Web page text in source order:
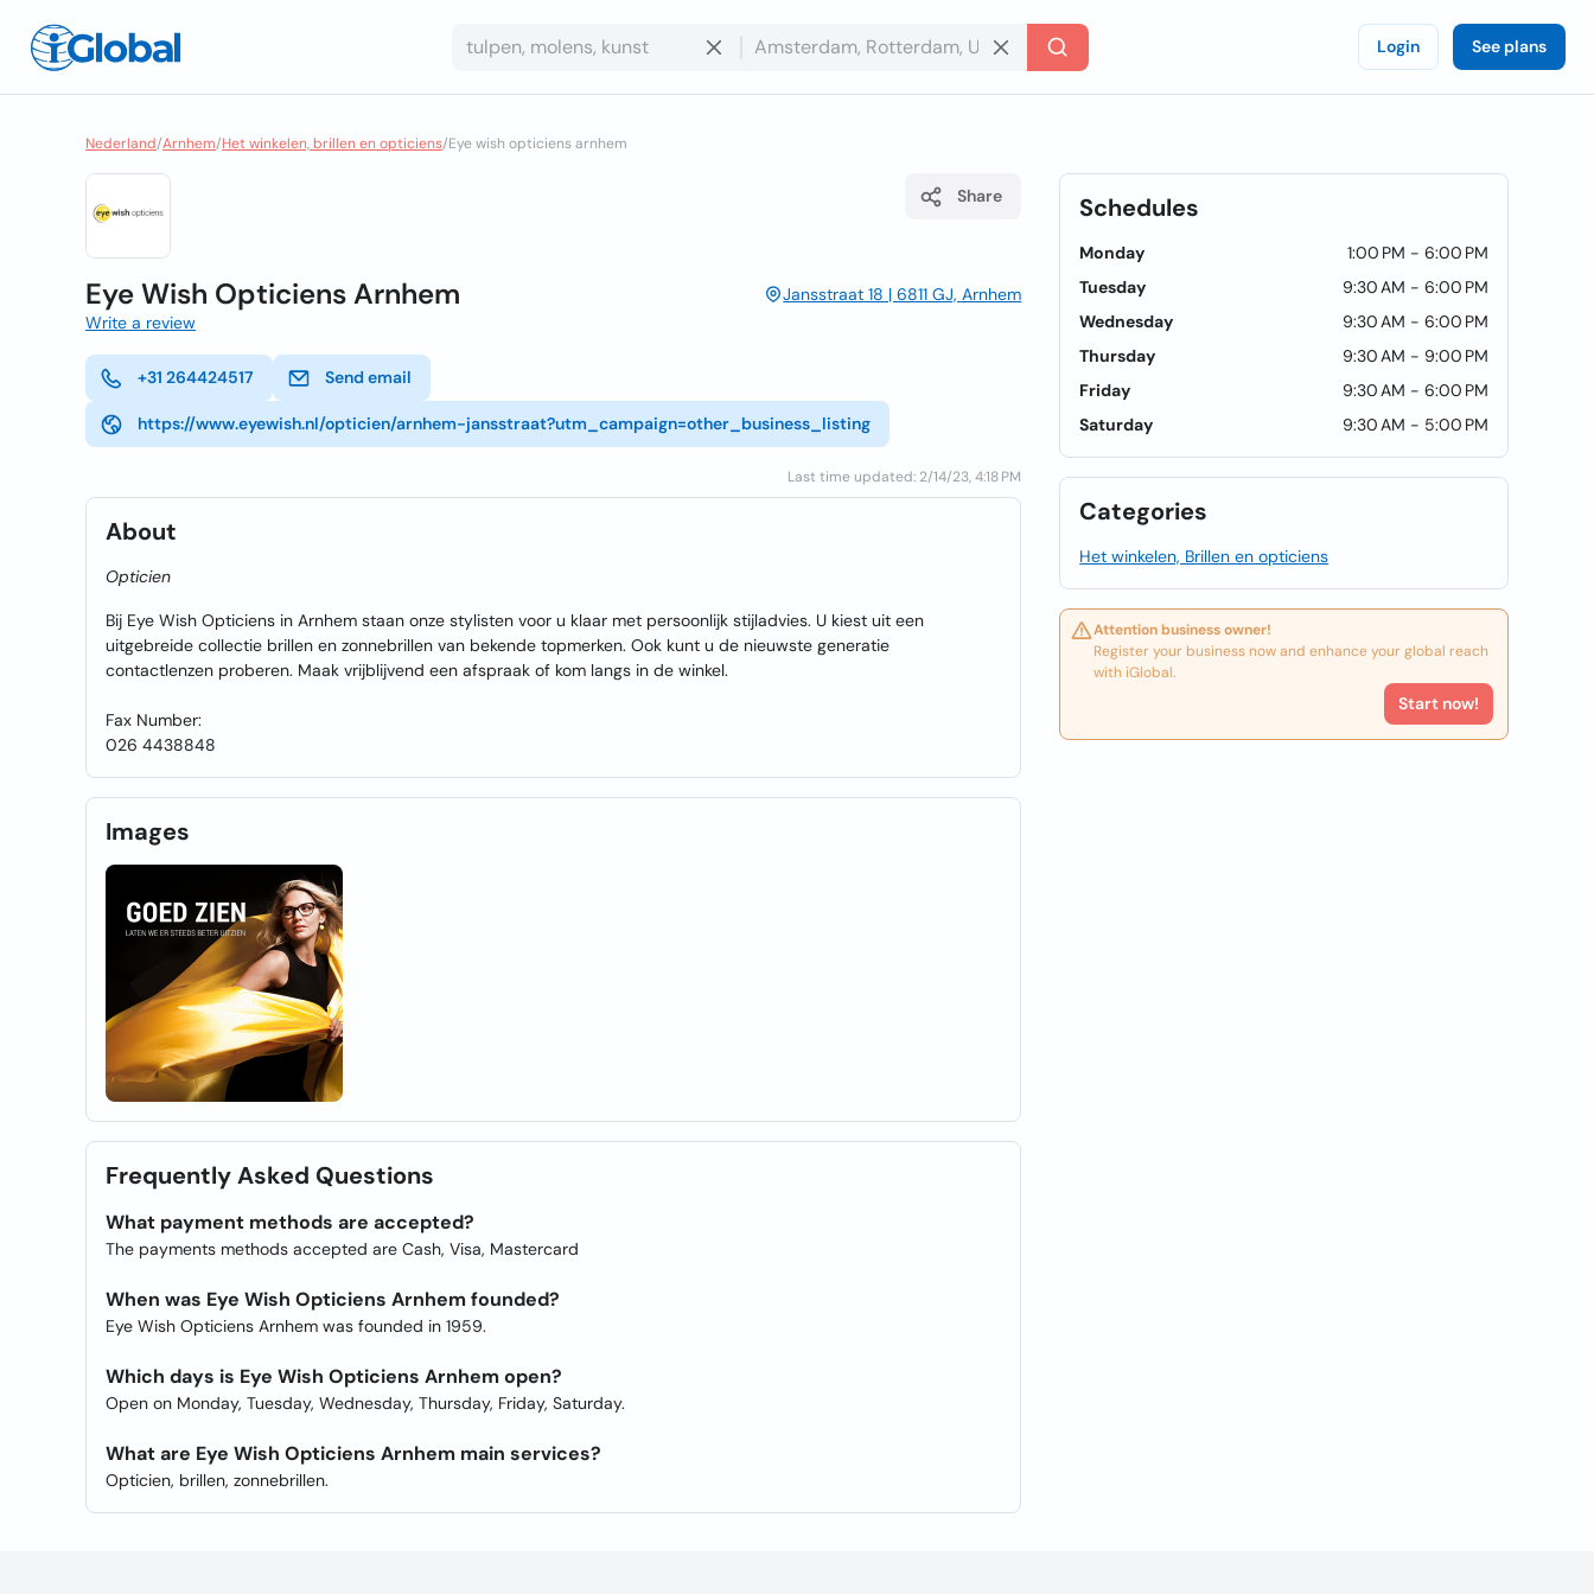
Login See plans
Nederland/Arnhem/Het winkelen, brillen en opticiens/Eye wish opticiens arnhem
Share
Eye Wish Opticiens Arnhem
Jansstraat 18 | 6811 GJ, Arnhem
Write a review
+31 264424517 Send email
https://www.eyewish.nl/opticien/arnhem-jansstraat?utm_campaign=other_business_listing
Last time updated: 2/14/23, 4:18 PM
About
Opticien
Bij Eye Wish Opticiens in Arnhem staan onze stylisten voor u klaar met persoonlijk stijladvies. U kiest uit een
uitgebreide collectie brillen en zonnebrillen van bekende topmerken. Ook kunt u de nieuwste generatie
contactlenzen proberen. Maak vrijblijvend een afspraak of kom langs in de winkel.
Fax Number:
026 4438848
Images
Frequently Asked Questions
What payment methods are accepted?
The payments methods accepted are Cash, Visa, Mastercard
When was Eye Wish Opticiens Arnhem founded?
Eye Wish Opticiens Arnhem was founded in 1959.
Which days is Eye Wish Opticiens Arnhem open?
Open on Monday, Tuesday, Wednesday, Thursday, Friday, Saturday.
What are Eye Wish Opticiens Arnhem main services?
Opticien, brillen, zonnebrillen.
Schedules
Monday
1:00 PM - 6:00 PM
Tuesday
9:30 AM - 6:00 PM
Wednesday
9:30 AM - 6:00 PM
Thursday
9:30 AM - 9:00 PM
Friday
9:30 AM - 6:00 PM
Saturday
9:30 AM - 5:00 PM
Categories
Het winkelen, Brillen en opticiens
Attention business owner!
Register your business now and enhance your global reach
with iGlobal.
Start now!